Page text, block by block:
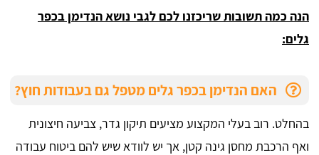
הנה כמה תשובות שריכזנו לכם לגבי נושא הנדימן בכפר
גלים:
האם הנדימן בכפר גלים מטפל גם בעבודות חוץ?
בהחלט. רוב בעלי המקצוע מציעים תיקון גדר, צביעה חיצונית
ואף הרכבת מחסן גינה קטן, אך יש לוודא שיש להם ביטוח עבודה